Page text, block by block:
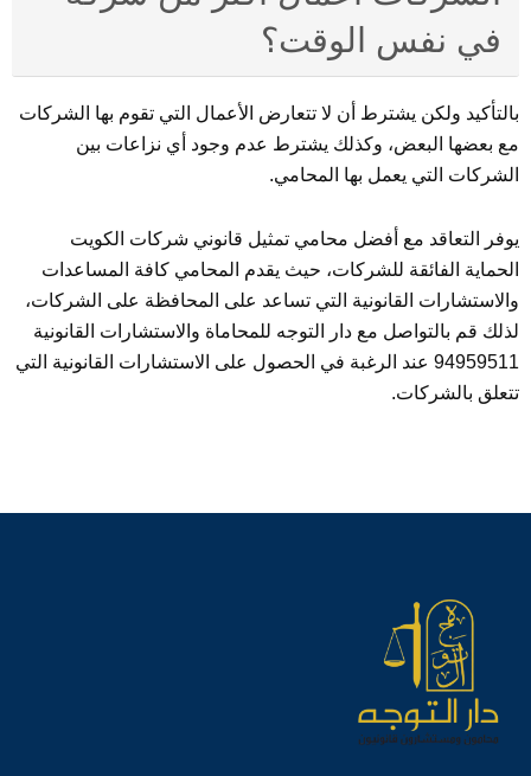
في نفس الوقت؟
بالتأكيد ولكن يشترط أن لا تتعارض الأعمال التي تقوم بها الشركات
مع بعضها البعض، وكذلك يشترط عدم وجود أي نزاعات بين
الشركات التي يعمل بها المحامي.
يوفر التعاقد مع أفضل محامي تمثيل قانوني شركات الكويت
الحماية الفائقة للشركات، حيث يقدم المحامي كافة المساعدات
والاستشارات القانونية التي تساعد على المحافظة على الشركات،
لذلك قم بالتواصل مع دار التوجه للمحاماة والاستشارات القانونية
94959511 عند الرغبة في الحصول على الاستشارات القانونية التي
تتعلق بالشركات.